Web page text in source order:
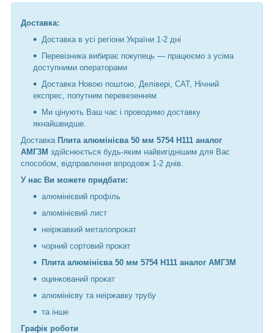
Доставка:
Доставка в усі регіони України 1-2 дні
Перевізника вибирає покупець — працюємо з усіма
доступними операторами
Доставка Новою поштою, Делівері, САТ, Нічний
експрес, попутним перевезенням
Ми цінують Ваш час і проводимо доставку
якнайшвидше.
Доставка Плита алюмінієва 50 мм 5754 Н111 аналог
АМГ3М здійснюється будь-яким найвигіднішим для Вас
способом, відправлення впродовж 1-2 днів.
У нас Ви можете придбати:
алюмінієвий профіль
алюмінієвий лист
неіржавкий металопрокат
чорний сортовий прокат
Плита алюмінієва 50 мм 5754 Н111 аналог АМГ3М
оцинкований прокат
алюмінієву та неіржавку трубу
та інше
Графік роботи